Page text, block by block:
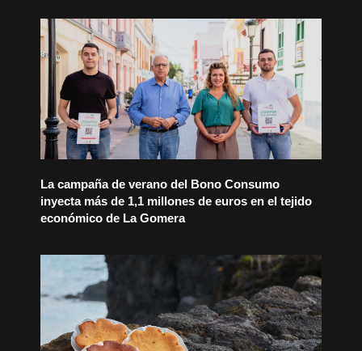
La campaña de verano del Bono Consumo
inyecta más de 1,1 millones de euros en el tejido
económico de La Gomera